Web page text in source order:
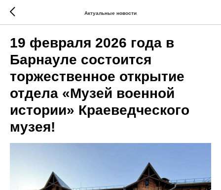
Актуальные новости
19 февраля 2026 года в
Барнауле состоится
торжественное открытие
отдела «Музей военной
истории» Краеведческого
музея!